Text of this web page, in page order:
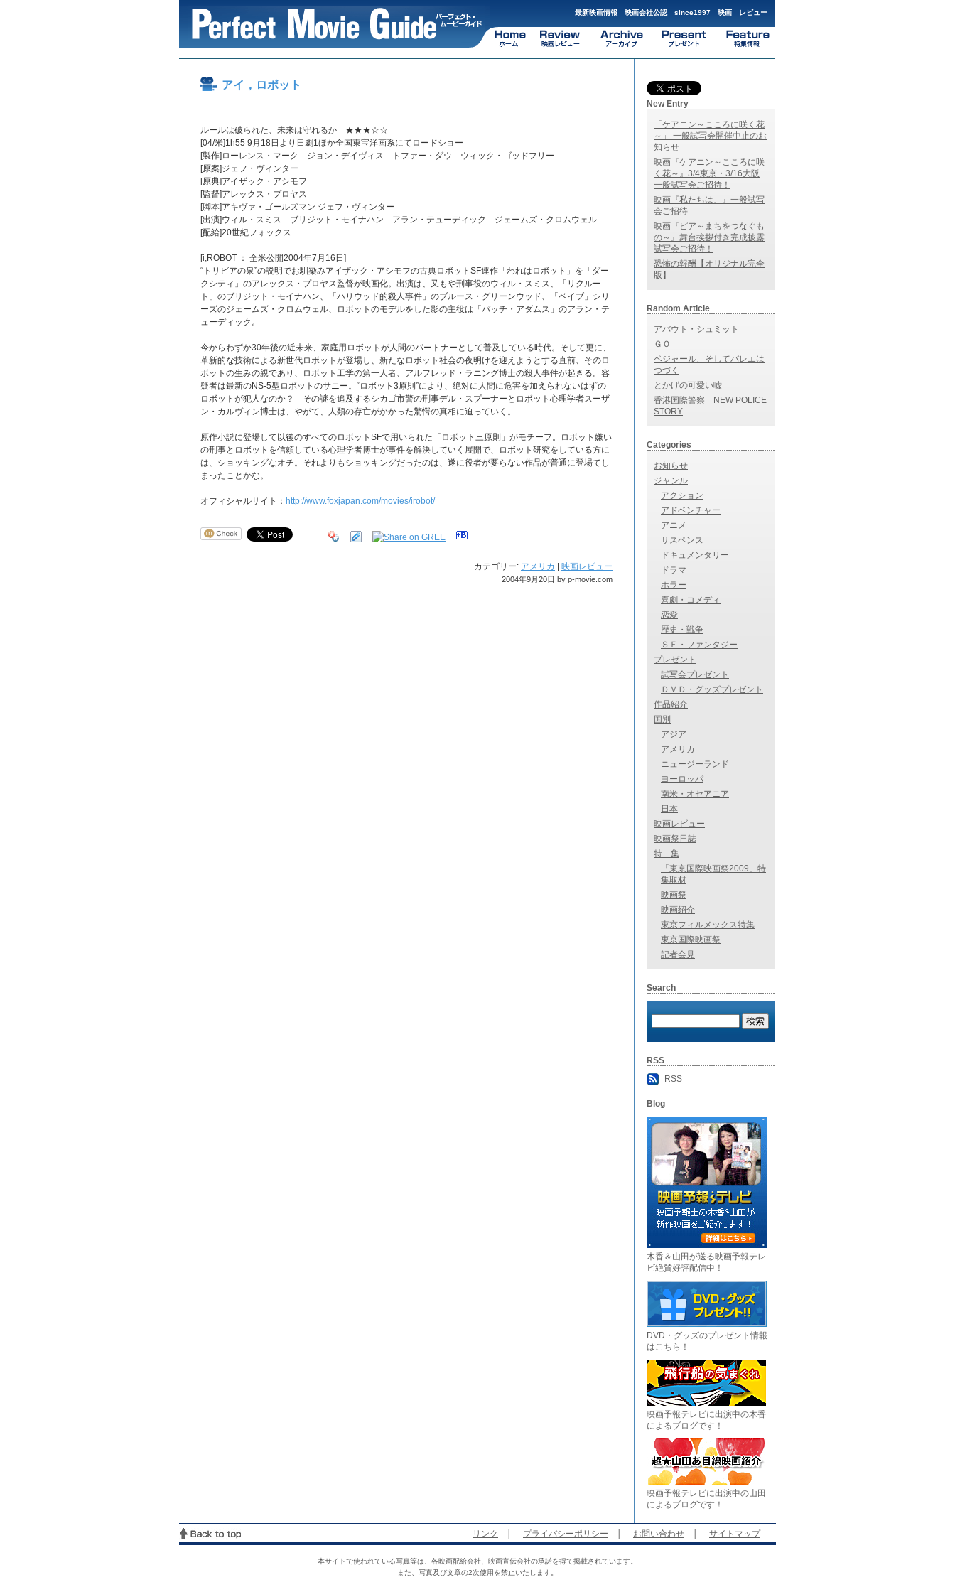
最新映画情報 映画会社公認 since1997 映画 レビュー
アイ，ロボット
ルールは破られた、未来は守れるか ★★★☆☆
[04/米]1h55 9月18日より日劇1ほか全国東宝洋画系にてロードショー
[製作]ローレンス・マーク ジョン・デイヴィス トファー・ダウ ウィック・ゴッドフリー
[原案]ジェフ・ヴィンター
[原典]アイザック・アシモフ
[監督]アレックス・プロヤス
[脚本]アキヴァ・ゴールズマン ジェフ・ヴィンター
[出演]ウィル・スミス ブリジット・モイナハン アラン・テューディック ジェームズ・クロムウェル
[配給]20世紀フォックス
[i,ROBOT ： 全米公開2004年7月16日]
“トリビアの泉”の説明でお馴染みアイザック・アシモフの古典ロボットSF連作「われはロボット」を「ダー
クシティ」のアレックス・プロヤス監督が映画化。出演は、又もや刑事役のウィル・スミス、「リクルー
ト」のブリジット・モイナハン、「ハリウッド的殺人事件」のブルース・グリーンウッド、「ベイブ」シリ
ーズのジェームズ・クロムウェル、ロボットのモデルをした影の主役は「パッチ・アダムス」のアラン・テ
ューディック。
今からわずか30年後の近未来、家庭用ロボットが人間のパートナーとして普及している時代。そして更に、
革新的な技術による新世代ロボットが登場し、新たなロボット社会の夜明けを迎えようとする直前、そのロ
ボットの生みの親であり、ロボット工学の第一人者、アルフレッド・ラニング博士の殺人事件が起きる。容
疑者は最新のNS-5型ロボットのサニー。“ロボット3原則”により、絶対に人間に危害を加えられないはずの
ロボットが犯人なのか？ その謎を追及するシカゴ市警の刑事デル・スプーナーとロボット心理学者スーザ
ン・カルヴィン博士は、やがて、人類の存亡がかかった驚愕の真相に迫っていく。
原作小説に登場して以後のすべてのロボットSFで用いられた「ロボット三原則」がモチーフ。ロボット嫌い
の刑事とロボットを信頼している心理学者博士が事件を解決していく展開で、ロボット研究をしている方に
は、ショッキングなオチ。それよりもショッキングだったのは、遂に役者が要らない作品が普通に登場てし
まったことかな。
オフィシャルサイト： http://www.foxjapan.com/movies/irobot/
カテゴリー: アメリカ 映画レビュー
2004年9月20日 by p-movie.com
New Entry
「ケアニン～こころに咲く花
～」 一般試写会開催中止のお
知らせ
映画『ケアニン～こころに咲
く花～』3/4東京・3/16大阪
一般試写会ご招待！
映画『私たちは、』一般試写
会ご招待
映画『ピア～まちをつなぐも
の～』舞台挨拶付き完成披露
試写会ご招待！
恐怖の報酬【オリジナル完全
版】
Random Article
アバウト・シュミット
ＧＯ
ベジャール、そしてバレエは
つづく
とかげの可愛い嘘
香港国際警察 NEW POLICE
STORY
Categories
お知らせ
ジャンル
アクション
アドベンチャー
アニメ
サスペンス
ドキュメンタリー
ドラマ
ホラー
喜劇・コメディ
恋愛
歴史・戦争
ＳＦ・ファンタジー
プレゼント
試写会プレゼント
ＤＶＤ・グッズプレゼント
作品紹介
国別
アジア
アメリカ
ニュージーランド
ヨーロッパ
南米・オセアニア
日本
映画レビュー
映画祭日誌
特 集
「東京国際映画祭2009」特
集取材
映画祭
映画紹介
東京フィルメックス特集
東京国際映画祭
記者会見
Search
RSS
RSS
Blog
木香＆山田が送る映画予報テレ
ビ絶賛好評配信中！
DVD・グッズのプレゼント情報
はこちら！
映画予報テレビに出演中の木香
によるブログです！
映画予報テレビに出演中の山田
によるブログです！
リンク プライバシーポリシー お問い合わせ サイトマップ
本サイトで使われている写真等は、各映画配給会社、映画宣伝会社の承諾を得て掲載されています。
また、写真及び文章の2次使用を禁止いたします。